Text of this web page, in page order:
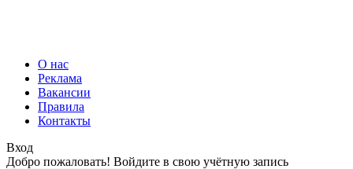
О нас
Реклама
Вакансии
Правила
Контакты
Вход
Добро пожаловать! Войдите в свою учётную запись